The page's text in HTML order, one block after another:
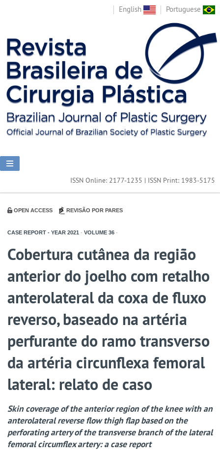
English Portuguese
ISSN Online: 2177-1235 | ISSN Print: 1983-5175
OPEN ACCESS REVISÃO POR PARES
CASE REPORT - YEAR 2021 - VOLUME 36 -
Cobertura cutânea da região
anterior do joelho com retalho
anterolateral da coxa de fluxo
reverso, baseado na artéria
perfurante do ramo transverso
da artéria circunflexa femoral
lateral: relato de caso
Skin coverage of the anterior region of the knee with an
anterolateral reverse flow thigh flap based on the
perforating artery of the transverse branch of the lateral
femoral circumflex artery: a case report